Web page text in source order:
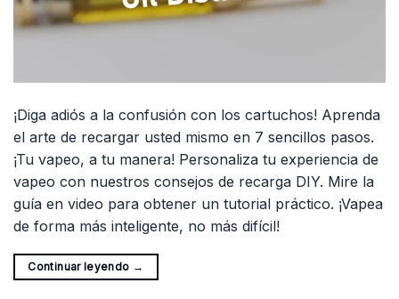
¡Diga adiós a la confusión con los cartuchos! Aprenda
el arte de recargar usted mismo en 7 sencillos pasos.
¡Tu vapeo, a tu manera! Personaliza tu experiencia de
vapeo con nuestros consejos de recarga DIY. Mire la
guía en video para obtener un tutorial práctico. ¡Vapea
de forma más inteligente, no más difícil!
Continuar leyendo →